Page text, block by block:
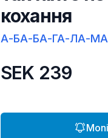
кохання
А-БА-БА-ГА-ЛА-
SEK 239